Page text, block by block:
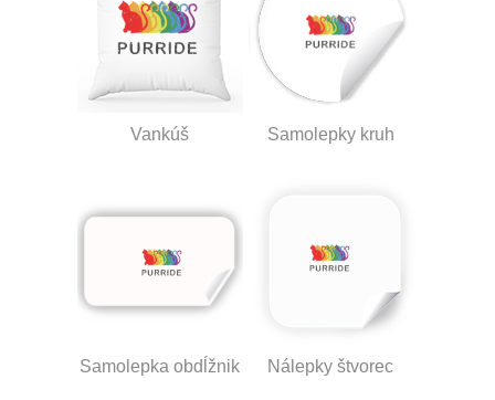
Vankúš Samolepky kruh
Samolepka obdĺžnik Nálepky štvorec